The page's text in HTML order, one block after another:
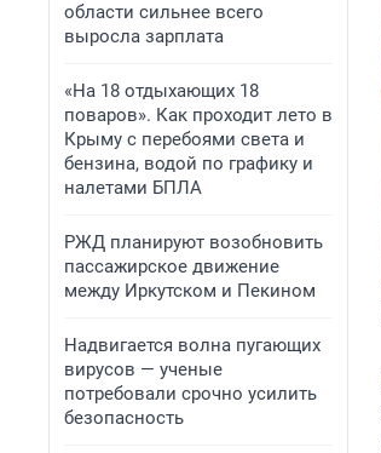
области сильнее всего
выросла зарплата
«На 18 отдыхающих 18
поваров». Как проходит лето в
Крыму с перебоями света и
бензина, водой по графику и
налетами БПЛА
РЖД планируют возобновить
пассажирское движение
между Иркутском и Пекином
Надвигается волна пугающих
вирусов — ученые
потребовали срочно усилить
безопасность